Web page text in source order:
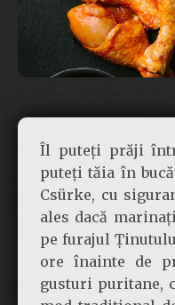
Îl puteți prăji
puteți tăia în
Csürke, cu
ales dacă
pe furajul
ore înainte de
gusturi puritane,